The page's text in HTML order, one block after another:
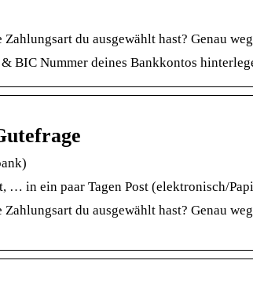
du ausgewählt hast? Genau
BIC Nummer deines Bankkontos
in ein paar Tagen Post (elektronisch/
du ausgewählt hast? Genau